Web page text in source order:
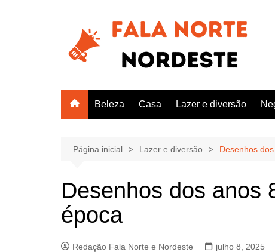
Beleza Casa Lazer e diversão
Página inicial Lazer e diversão Desenhos
Desenhos dos anos
época
Redação Fala Norte e Nordeste julho 8, 2025